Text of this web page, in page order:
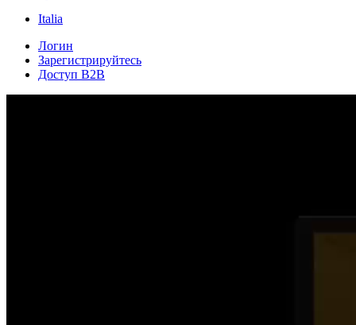
Italia
Логин
Зарегистрируйтесь
Доступ B2B